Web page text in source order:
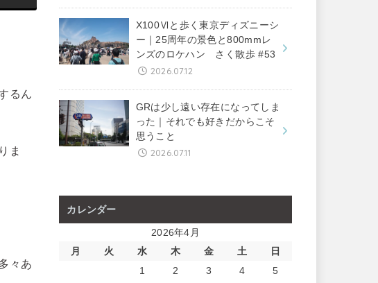
るん
ま
々あ
X100Ⅵと歩く東京ディズニーシ
ー｜25周年の景色と800mmレ
ンズのロケハン さく散歩 #53
2026.07.12
GRは少し遠い存在になってしま
った｜それでも好きだからこそ
思うこと
2026.07.11
カレンダー
2026年4月
月
火 水 木 金 土
日
1
2 3 4
5